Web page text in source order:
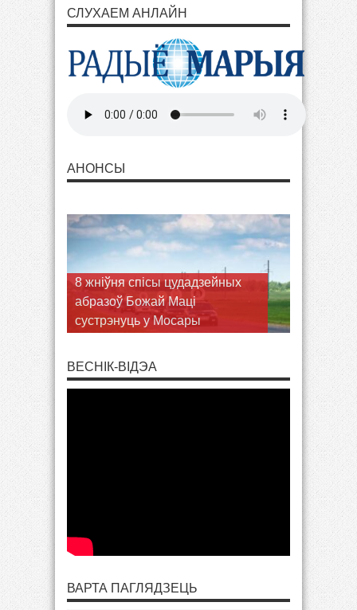
СЛУХАЕМ АНЛАЙН
АНОНСЫ
Кармэліты босыя запрашаюць
юнакоў у Гудагай на
рэкалекцыі
ВЕСНІК-ВІДЭА
ВАРТА ПАГЛЯДЗЕЦЬ